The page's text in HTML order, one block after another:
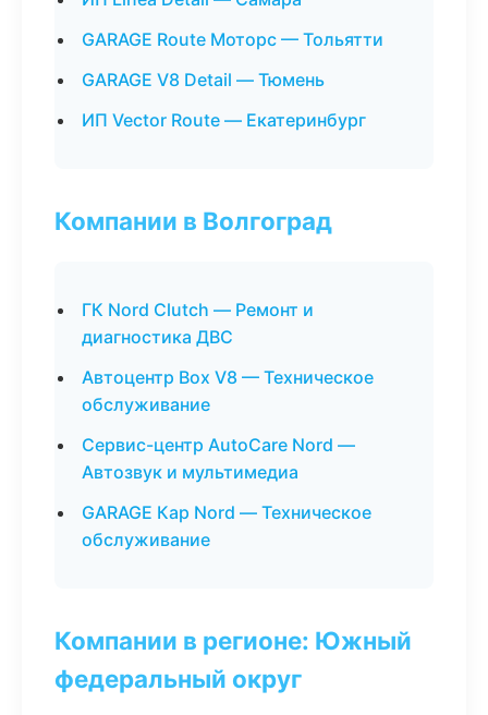
GARAGE Route Моторс — Тольятти
GARAGE V8 Detail — Тюмень
ИП Vector Route — Екатеринбург
Компании в Волгоград
ГК Nord Clutch — Ремонт и
диагностика ДВС
Автоцентр Box V8 — Техническое
обслуживание
Сервис-центр AutoCare Nord —
Автозвук и мультимедиа
GARAGE Кар Nord — Техническое
обслуживание
Компании в регионе: Южный
федеральный округ